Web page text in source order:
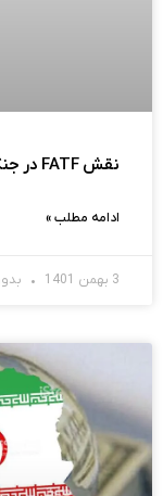
نقش FATF در جنگ روسیه و اوکراین
ادامه مطلب »
3 بهمن 1401